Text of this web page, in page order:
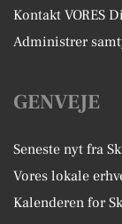
Kontakt VORES
Administrer
GENVEJE
Seneste nyt fra
Vores lokale
Kalenderen for